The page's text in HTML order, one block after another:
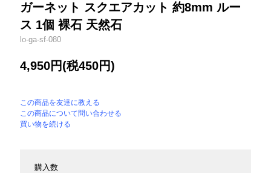
ガーネット スクエアカット 約8mm ルー
ス 1個 裸石 天然石
lo-ga-sf-080
4,950円(税450円)
この商品を友達に教える
この商品について問い合わせる
買い物を続ける
購入数